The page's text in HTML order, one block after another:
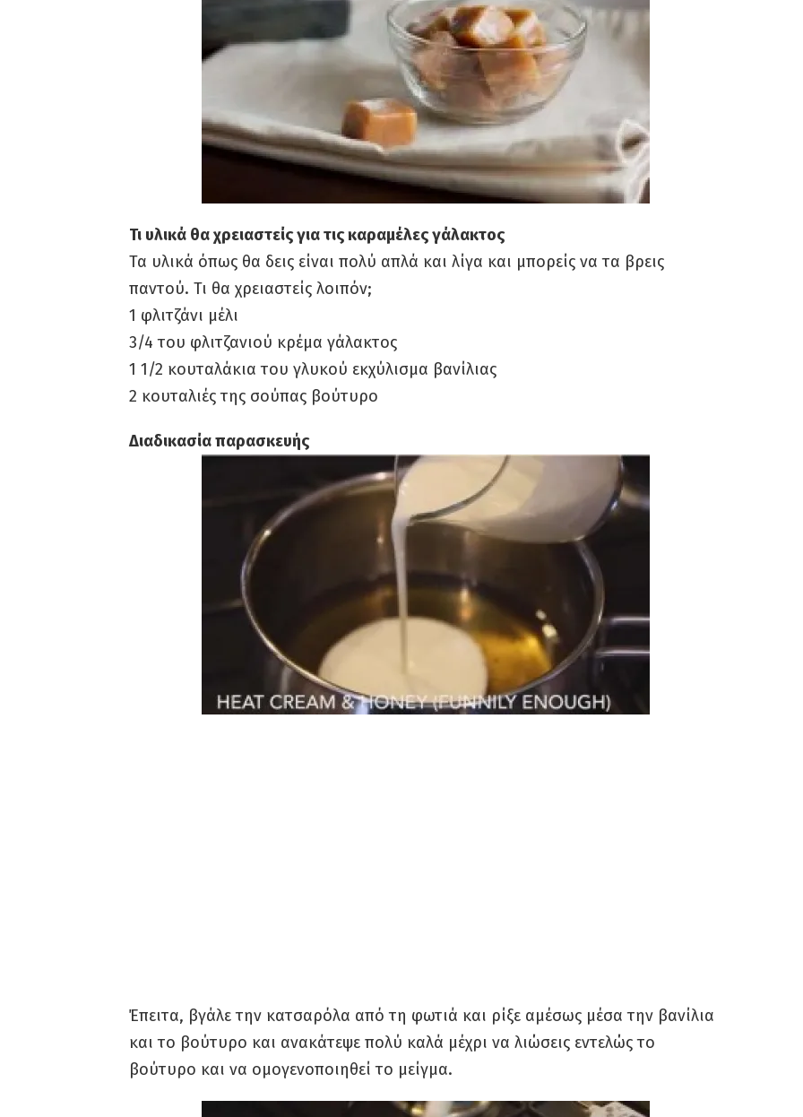
Τι υλικά θα χρειαστείς για τις καραμέλες γάλακτος
Τα υλικά όπως θα δεις είναι πολύ απλά και λίγα και μπορείς να τα βρεις
παντού. Τι θα χρειαστείς λοιπόν;
1 φλιτζάνι μέλι
3/4 του φλιτζανιού κρέμα γάλακτος
1 1/2 κουταλάκια του γλυκού εκχύλισμα βανίλιας
2 κουταλιές της σούπας βούτυρο
Διαδικασία παρασκευής
Έπειτα, βγάλε την κατσαρόλα από τη φωτιά και ρίξε αμέσως μέσα την βανίλια
και το βούτυρο και ανακάτεψε πολύ καλά μέχρι να λιώσεις εντελώς το
βούτυρο και να ομογενοποιηθεί το μείγμα.